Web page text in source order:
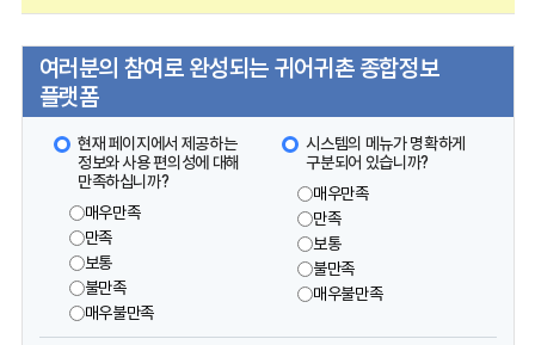
여러분의 참여로 완성되는 귀어귀촌 종합정보
플랫폼
현재 페이지에서 제공하는
정보와 사용 편의성에 대해
만족하십니까?
매우만족
만족
보통
불만족
매우불만족
시스템의 메뉴가 명확하게
구분되어 있습니까?
매우만족
만족
보통
불만족
매우불만족